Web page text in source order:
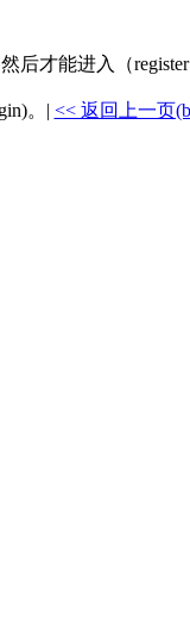
然后才能进入（register
。| << 返回上一页